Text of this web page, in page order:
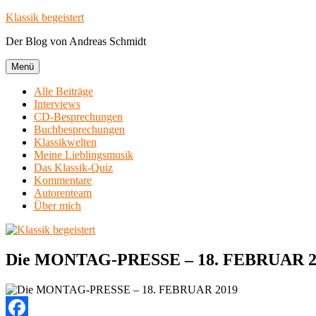
Zum
springen
Klassik begeistert
Der Blog von Andreas Schmidt
Menü
Alle Beiträge
Interviews
CD-Besprechungen
Buchbesprechungen
Klassikwelten
Meine Lieblingsmusik
Das Klassik-Quiz
Kommentare
Autorenteam
Über mich
Die MONTAG-PRESSE – 18. FEBRUAR